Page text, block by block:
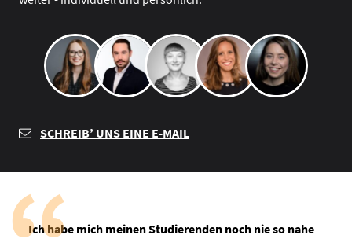
SCHREIB’ UNS EINE E-MAIL
Ich habe mich meinen Studierenden noch nie so nahe